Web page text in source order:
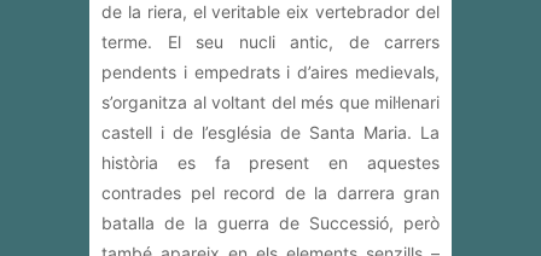
de la riera, el veritable eix vertebrador del
terme. El seu nucli antic, de carrers
pendents i empedrats i d’aires medievals,
s’organitza al voltant del més que mil·lenari
castell i de l’església de Santa Maria. La
història es fa present en aquestes
contrades pel record de la darrera gran
batalla de la guerra de Successió, però